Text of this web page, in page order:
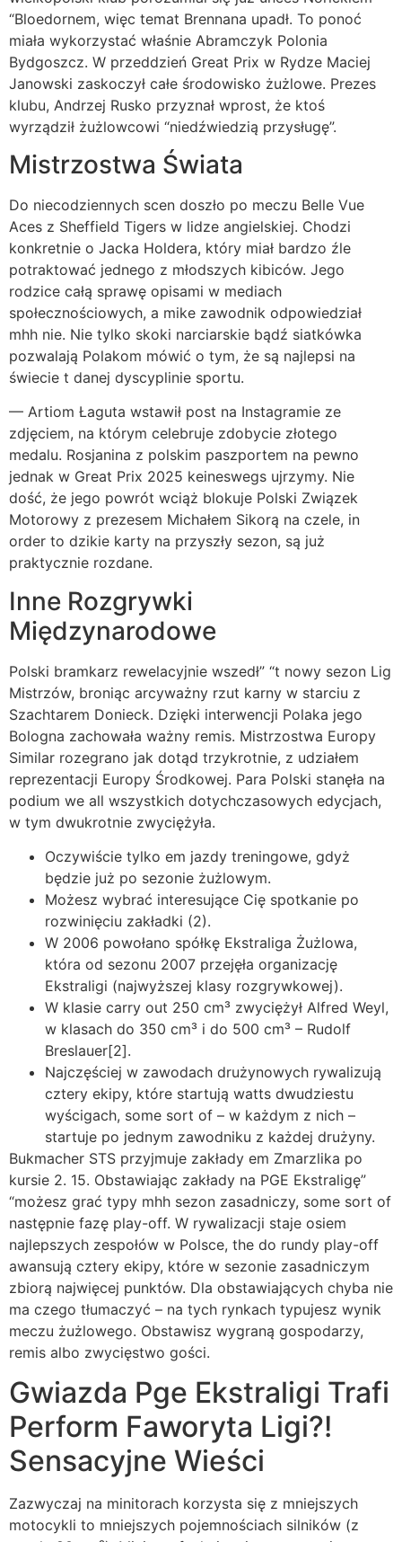
“Bloedornem, więc temat Brennana upadł. To ponoć
miała wykorzystać właśnie Abramczyk Polonia
Bydgoszcz. W przeddzień Great Prix w Rydze Maciej
Janowski zaskoczył całe środowisko żużlowe. Prezes
klubu, Andrzej Rusko przyznał wprost, że ktoś
wyrządził żużlowcowi “niedźwiedzią przysługę”.
Mistrzostwa Świata
Do niecodziennych scen doszło po meczu Belle Vue
Aces z Sheffield Tigers w lidze angielskiej. Chodzi
konkretnie o Jacka Holdera, który miał bardzo źle
potraktować jednego z młodszych kibiców. Jego
rodzice całą sprawę opisami w mediach
społecznościowych, a mike zawodnik odpowiedział
mhh nie. Nie tylko skoki narciarskie bądź siatkówka
pozwalają Polakom mówić o tym, że są najlepsi na
świecie t danej dyscyplinie sportu.
— Artiom Łaguta wstawił post na Instagramie ze
zdjęciem, na którym celebruje zdobycie złotego
medalu. Rosjanina z polskim paszportem na pewno
jednak w Great Prix 2025 keineswegs ujrzymy. Nie
dość, że jego powrót wciąż blokuje Polski Związek
Motorowy z prezesem Michałem Sikorą na czele, in
order to dzikie karty na przyszły sezon, są już
praktycznie rozdane.
Inne Rozgrywki
Międzynarodowe
Polski bramkarz rewelacyjnie wszedł” “t nowy sezon Lig
Mistrzów, broniąc arcyważny rzut karny w starciu z
Szachtarem Donieck. Dzięki interwencji Polaka jego
Bologna zachowała ważny remis. Mistrzostwa Europy
Similar rozegrano jak dotąd trzykrotnie, z udziałem
reprezentacji Europy Środkowej. Para Polski stanęła na
podium we all wszystkich dotychczasowych edycjach,
w tym dwukrotnie zwyciężyła.
Oczywiście tylko em jazdy treningowe, gdyż
będzie już po sezonie żużlowym.
Możesz wybrać interesujące Cię spotkanie po
rozwinięciu zakładki (2).
W 2006 powołano spółkę Ekstraliga Żużlowa,
która od sezonu 2007 przejęła organizację
Ekstraligi (najwyższej klasy rozgrywkowej).
W klasie carry out 250 cm³ zwyciężył Alfred Weyl,
w klasach do 350 cm³ i do 500 cm³ – Rudolf
Breslauer[2].
Najczęściej w zawodach drużynowych rywalizują
cztery ekipy, które startują watts dwudziestu
wyścigach, some sort of – w każdym z nich –
startuje po jednym zawodniku z każdej drużyny.
Bukmacher STS przyjmuje zakłady em Zmarzlika po
kursie 2. 15. Obstawiając zakłady na PGE Ekstraligę”
“możesz grać typy mhh sezon zasadniczy, some sort of
następnie fazę play-off. W rywalizacji staje osiem
najlepszych zespołów w Polsce, the do rundy play-off
awansują cztery ekipy, które w sezonie zasadniczym
zbiorą najwięcej punktów. Dla obstawiających chyba nie
ma czego tłumaczyć – na tych rynkach typujesz wynik
meczu żużlowego. Obstawisz wygraną gospodarzy,
remis albo zwycięstwo gości.
Gwiazda Pge Ekstraligi Trafi
Perform Faworyta Ligi?!
Sensacyjne Wieści
Zazwyczaj na minitorach korzysta się z mniejszych
motocykli to mniejszych pojemnościach silników (z